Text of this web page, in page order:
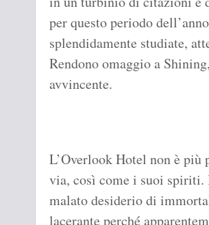
per questo periodo
splendidamente studiate,
Rendono omaggio a
avvincente.
L’Overlook Hotel non è più
via, così come i suoi spiriti.
malato desiderio di
lacerante perché